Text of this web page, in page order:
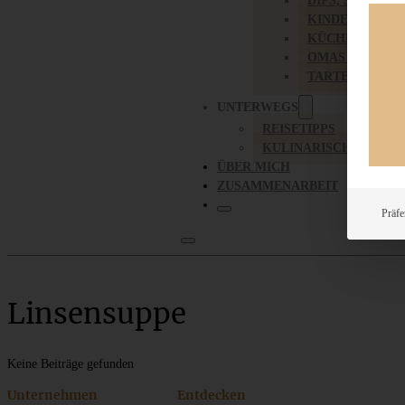
UNTERWEGS
REISETIPPS
KULINARISCH
ÜBER MICH
ZUSAMMENARBEIT
Linsensuppe
Keine Beiträge gefunden
Unternehmen Entdecken